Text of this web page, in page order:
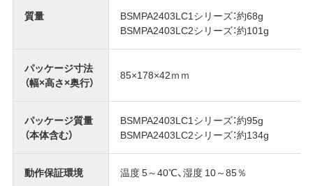
質量
BSMPA2403LC1シリーズ：約68g
BSMPA2403LC2シリーズ：約101g
パッケージ寸法
（幅×高さ×奥行）
85×178×42ｍｍ
パッケージ質量
（本体含む）
BSMPA2403LC1シリーズ：約95g
BSMPA2403LC2シリーズ：約134g
動作保証環境 温度 5～40℃、湿度 10～85％